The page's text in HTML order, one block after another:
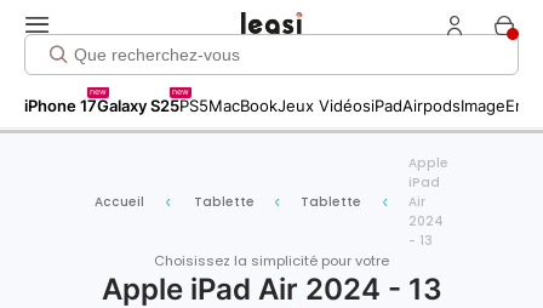
iPhone 17
new
Galaxy S25
new
PS5MacBookJeux VidéosiPadAirpodsImage
Accueil Tablette Tablette
Apple
iPad
Air
2024
- 13
Choisissez la simplicité pour votre
Apple iPad Air 2024 - 13